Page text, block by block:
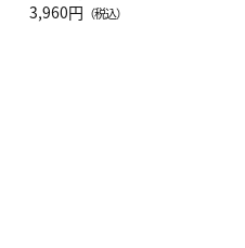
グ Drop JAL客室乗務員
3,960円 （税込）